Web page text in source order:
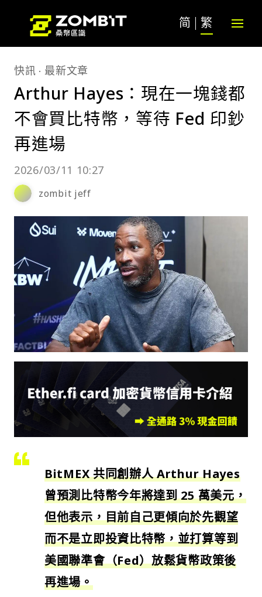
简 繁
快訊 最新文章
Arthur Hayes：現在一塊錢都
不會買比特幣，等待 Fed 印鈔
再進場
2026/03/11 10:27
zombit jeff
BitMEX 共同創辦人 Arthur Hayes
曾預測比特幣今年將達到 25 萬美元，
但他表示，目前自己更傾向於先觀望
而不是立即投資比特幣，並打算等到
美國聯準會（Fed）放鬆貨幣政策後
再進場。